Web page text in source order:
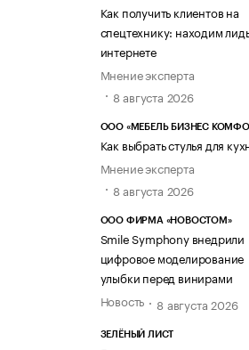
Как получить клиентов на
спецтехнику: находим
интернете
Мнение эксперта
8 августа 2026
ООО «МЕБЕЛЬ БИЗНЕС
Как выбрать стулья для
Мнение эксперта
8 августа 2026
ООО ФИРМА «НОВОСТОМ»
Smile Symphony внедрили
цифровое моделирование
улыбки перед винирами
Новость
8 августа 2026
ЗЕЛЁНЫЙ ЛИСТ